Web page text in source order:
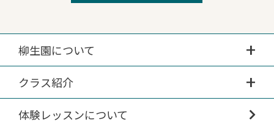
柳生園について
クラス紹介
体験レッスンについて